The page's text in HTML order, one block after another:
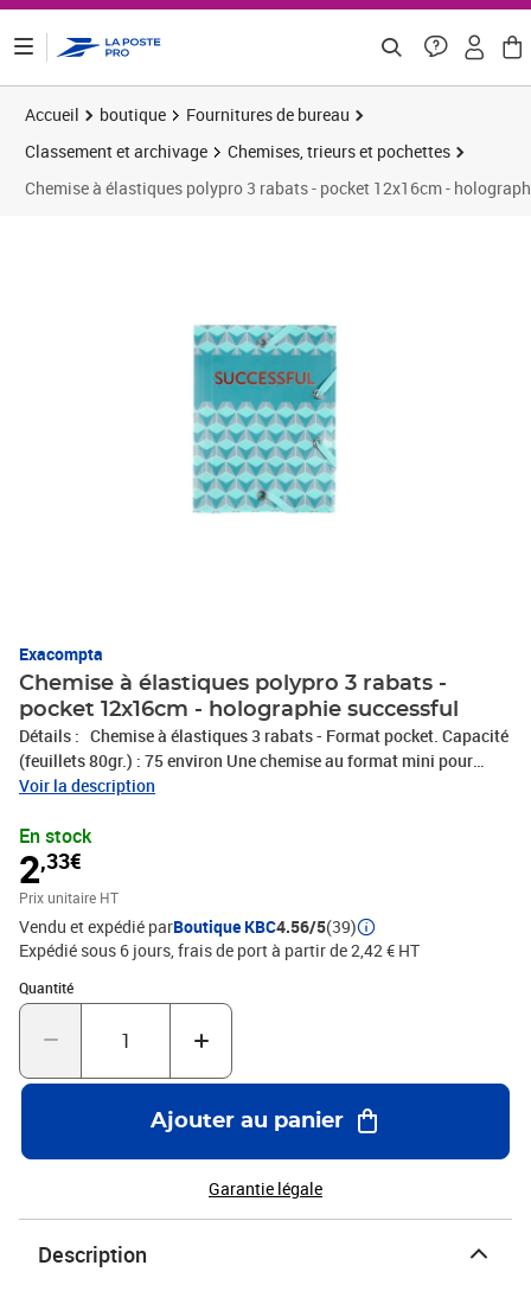
Accueil boutique
Fournitures de bureau
Classement et archivage
Chemises, trieurs et pochettes
Chemise à élastiques polypro 3 rabats - pocket 12x16cm -
Exacompta
Chemise à élastiques polypro 3 rabats -
pocket 12x16cm - holographie successful
Détails : Chemise à élastiques 3 rabats - Format pocket. Capacité
(feuillets 80gr.) : 75 environ Une chemise au format mini pour
classer les tickets de caisse, les photos, les reçus de carte bleue ou
: 12x16 cm - Format à classer : 11x15 cm Matières : Polypropylène
- Marquage Holographique cuivré Modèle : Successful Marque :
Exacompta
Voir la description
En stock
2,33€
Prix unitaire HT
Vendu et expédié parBoutique KBC4.56/5(39)
Expédié sous 6 jours, frais de port à partir de 2,42 € HT
Quantité
Quantité : 1
Ajouter au panier
Garantie légale
Description